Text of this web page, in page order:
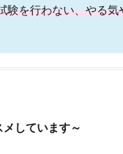
験を行わない、やる
しています～